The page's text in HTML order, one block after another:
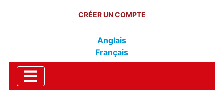
CRÉER UN COMPTE
Anglais
Français